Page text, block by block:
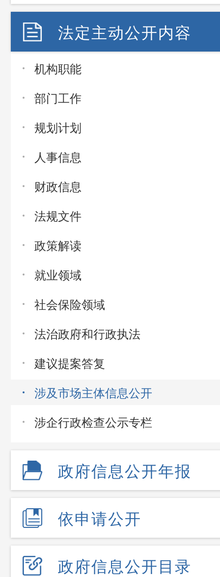
法定主动公开内容
机构职能
部门工作
规划计划
人事信息
财政信息
法规文件
政策解读
就业领域
社会保险领域
法治政府和行政执法
建议提案答复
涉及市场主体信息公开
涉企行政检查公示专栏
政府信息公开年报
依申请公开
政府信息公开目录